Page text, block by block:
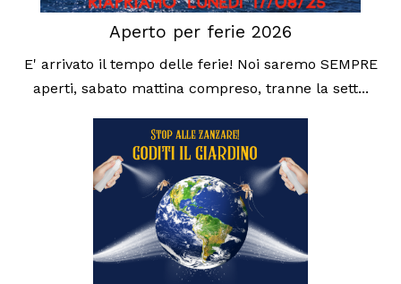
Aperto per ferie 2026
E' arrivato il tempo delle ferie! Noi saremo SEMPRE
aperti, sabato mattina compreso, tranne la sett...